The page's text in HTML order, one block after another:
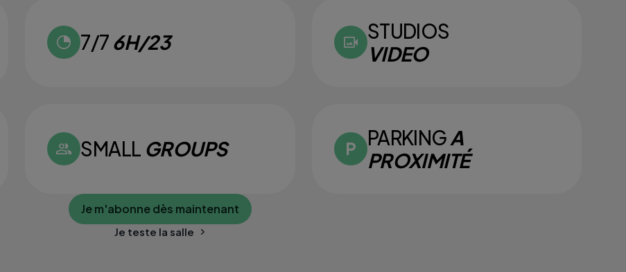
7/7 6H/23
STUDIOS
VIDEO
SMALL GROUPS PARKINGA
PROXIMITÉ
Je m'abonne dès maintenant
Je teste la salle